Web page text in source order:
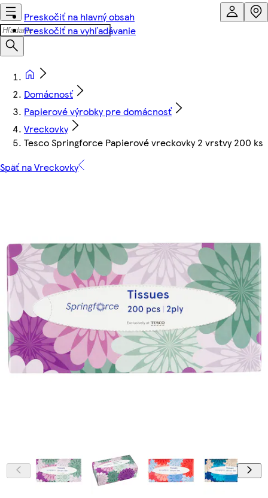
Preskočiť na hlavný obsah
Preskočiť na vyhľadávanie
Domácnosť
Papierové výrobky pre domácnosť
Vreckovky
Tesco Springforce Papierové vreckovky 2 vrstvy 200 ks
Späť na Vreckovky